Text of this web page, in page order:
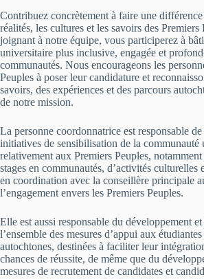
Contribuez concrètement à faire une
réalités, les cultures et les savoirs des Premiers
joignant à notre équipe, vous participerez à
universitaire plus inclusive, engagée et
communautés. Nous encourageons les
Peuples à poser leur candidature et
savoirs, des expériences et des parcours
de notre mission.
La personne coordonnatrice est responsable
initiatives de sensibilisation de la communauté
relativement aux Premiers Peuples, notamment
stages en communautés, d’activités culturelles
en coordination avec la conseillère principale
l’engagement envers les Premiers Peuples.
Elle est aussi responsable du développement
l’ensemble des mesures d’appui aux
autochtones, destinées à faciliter leur
chances de réussite, de même que du
mesures de recrutement de candidates et